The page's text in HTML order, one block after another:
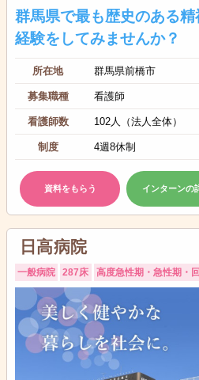
群馬県で最も歴史のある
経験をしてみませんか？
所在地 群馬県前橋市
募集職種 看護師
看護師数 102人（法人全体）
制度 4週8休制
資料をもらう インターンの
日高病院
一般病院 287床 高度急性期・急性期・